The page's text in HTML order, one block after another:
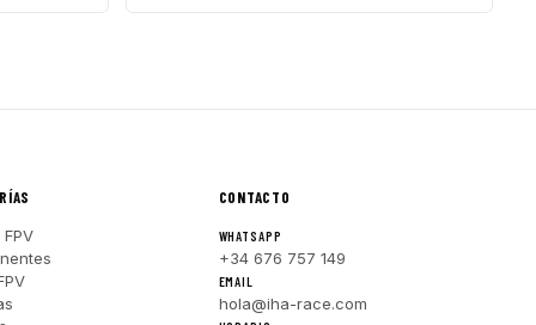
CONTACTO
WHATSAPP
+34 676 757 149
EMAIL
hola@iha-race.com